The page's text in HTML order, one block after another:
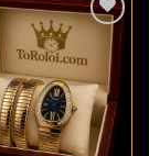
Πρόσθήκη
στην
λίστα
επιθυμιών